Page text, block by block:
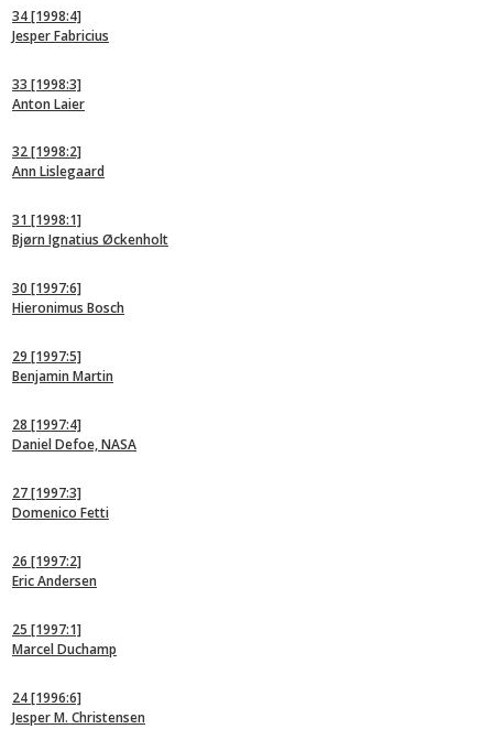
34[1998:4]
Jesper Fabricius
33 [1998:3]
Anton Laier
32[1998:2]
Ann Lislegaard
31 [1998:1]
Bjørn Ignatius Øckenholt
30 [1997:6]
Hieronimus Bosch
29 [1997:5]
Benjamin Martin
28 [1997:4]
Daniel Defoe, NASA
27[1997:3]
Domenico Fetti
26 [1997:2]
Eric Andersen
25 [1997:1]
Marcel Duchamp
24[1996:6]
Jesper M. Christensen